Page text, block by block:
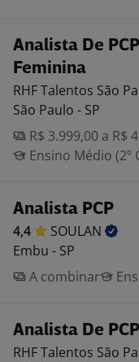
Analista De
Feminina
RHF Talentos São
São Paulo - SP
R$ 3.999,00 a R$
Ensino Médio (2º
Analista PCP
4,4
SOULAN
Embu - SP
A combinar
Analista De PCP
RHF Talentos São